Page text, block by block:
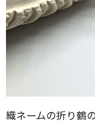
織ネームの折り鶴